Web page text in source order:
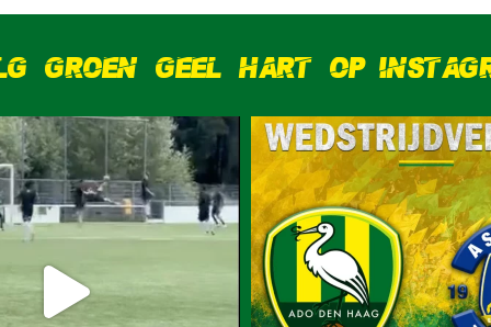
GROEN GEEL HART OP